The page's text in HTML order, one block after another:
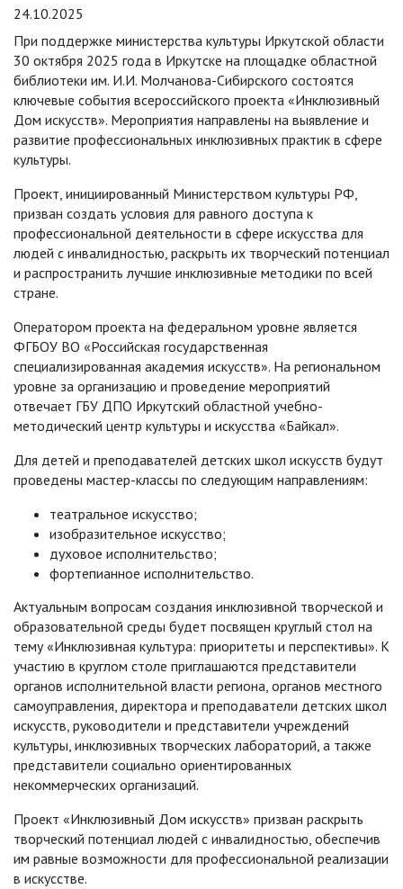
24.10.2025
При поддержке министерства культуры Иркутской области
30 октября 2025 года в Иркутске на площадке областной
библиотеки им. И.И. Молчанова-Сибирского состоятся
ключевые события всероссийского проекта «Инклюзивный
Дом искусств». Мероприятия направлены на выявление и
развитие профессиональных инклюзивных практик в сфере
культуры.
Проект, инициированный Министерством культуры РФ,
призван создать условия для равного доступа к
профессиональной деятельности в сфере искусства для
людей с инвалидностью, раскрыть их творческий потенциал
и распространить лучшие инклюзивные методики по всей
стране.
Оператором проекта на федеральном уровне является
ФГБОУ ВО «Российская государственная
специализированная академия искусств». На региональном
уровне за организацию и проведение мероприятий
отвечает ГБУ ДПО Иркутский областной учебно-
методический центр культуры и искусства «Байкал».
Для детей и преподавателей детских школ искусств будут
проведены мастер-классы по следующим направлениям:
театральное искусство;
изобразительное искусство;
духовое исполнительство;
фортепианное исполнительство.
Актуальным вопросам создания инклюзивной творческой и
образовательной среды будет посвящен круглый стол на
тему «Инклюзивная культура: приоритеты и перспективы». К
участию в круглом столе приглашаются представители
органов исполнительной власти региона, органов местного
самоуправления, директора и преподаватели детских школ
искусств, руководители и представители учреждений
культуры, инклюзивных творческих лабораторий, а также
представители социально ориентированных
некоммерческих организаций.
Проект «Инклюзивный Дом искусств» призван раскрыть
творческий потенциал людей с инвалидностью, обеспечив
им равные возможности для профессиональной реализации
в искусстве.